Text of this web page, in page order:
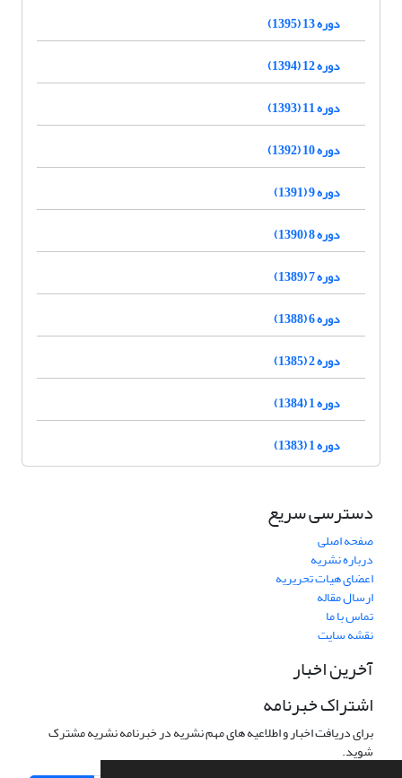
دوره 13 (1395)
دوره 12 (1394)
دوره 11 (1393)
دوره 10 (1392)
دوره 9 (1391)
دوره 8 (1390)
دوره 7 (1389)
دوره 6 (1388)
دوره 2 (1385)
دوره 1 (1384)
دوره 1 (1383)
دسترسی سریع
صفحه اصلی
درباره نشریه
اعضای هیات تحریریه
ارسال مقاله
تماس با ما
نقشه سایت
آخرین اخبار
اشتراک خبرنامه
برای دریافت اخبار و اطلاعیه های مهم نشریه در خبرنامه نشریه مشترک
شوید.